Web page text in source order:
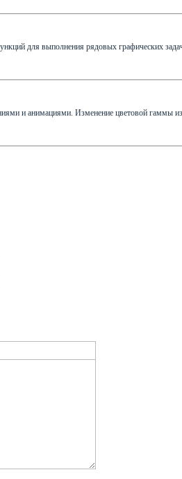
для выполнения рядовых графических
и анимациями. Изменение цветовой гаммы